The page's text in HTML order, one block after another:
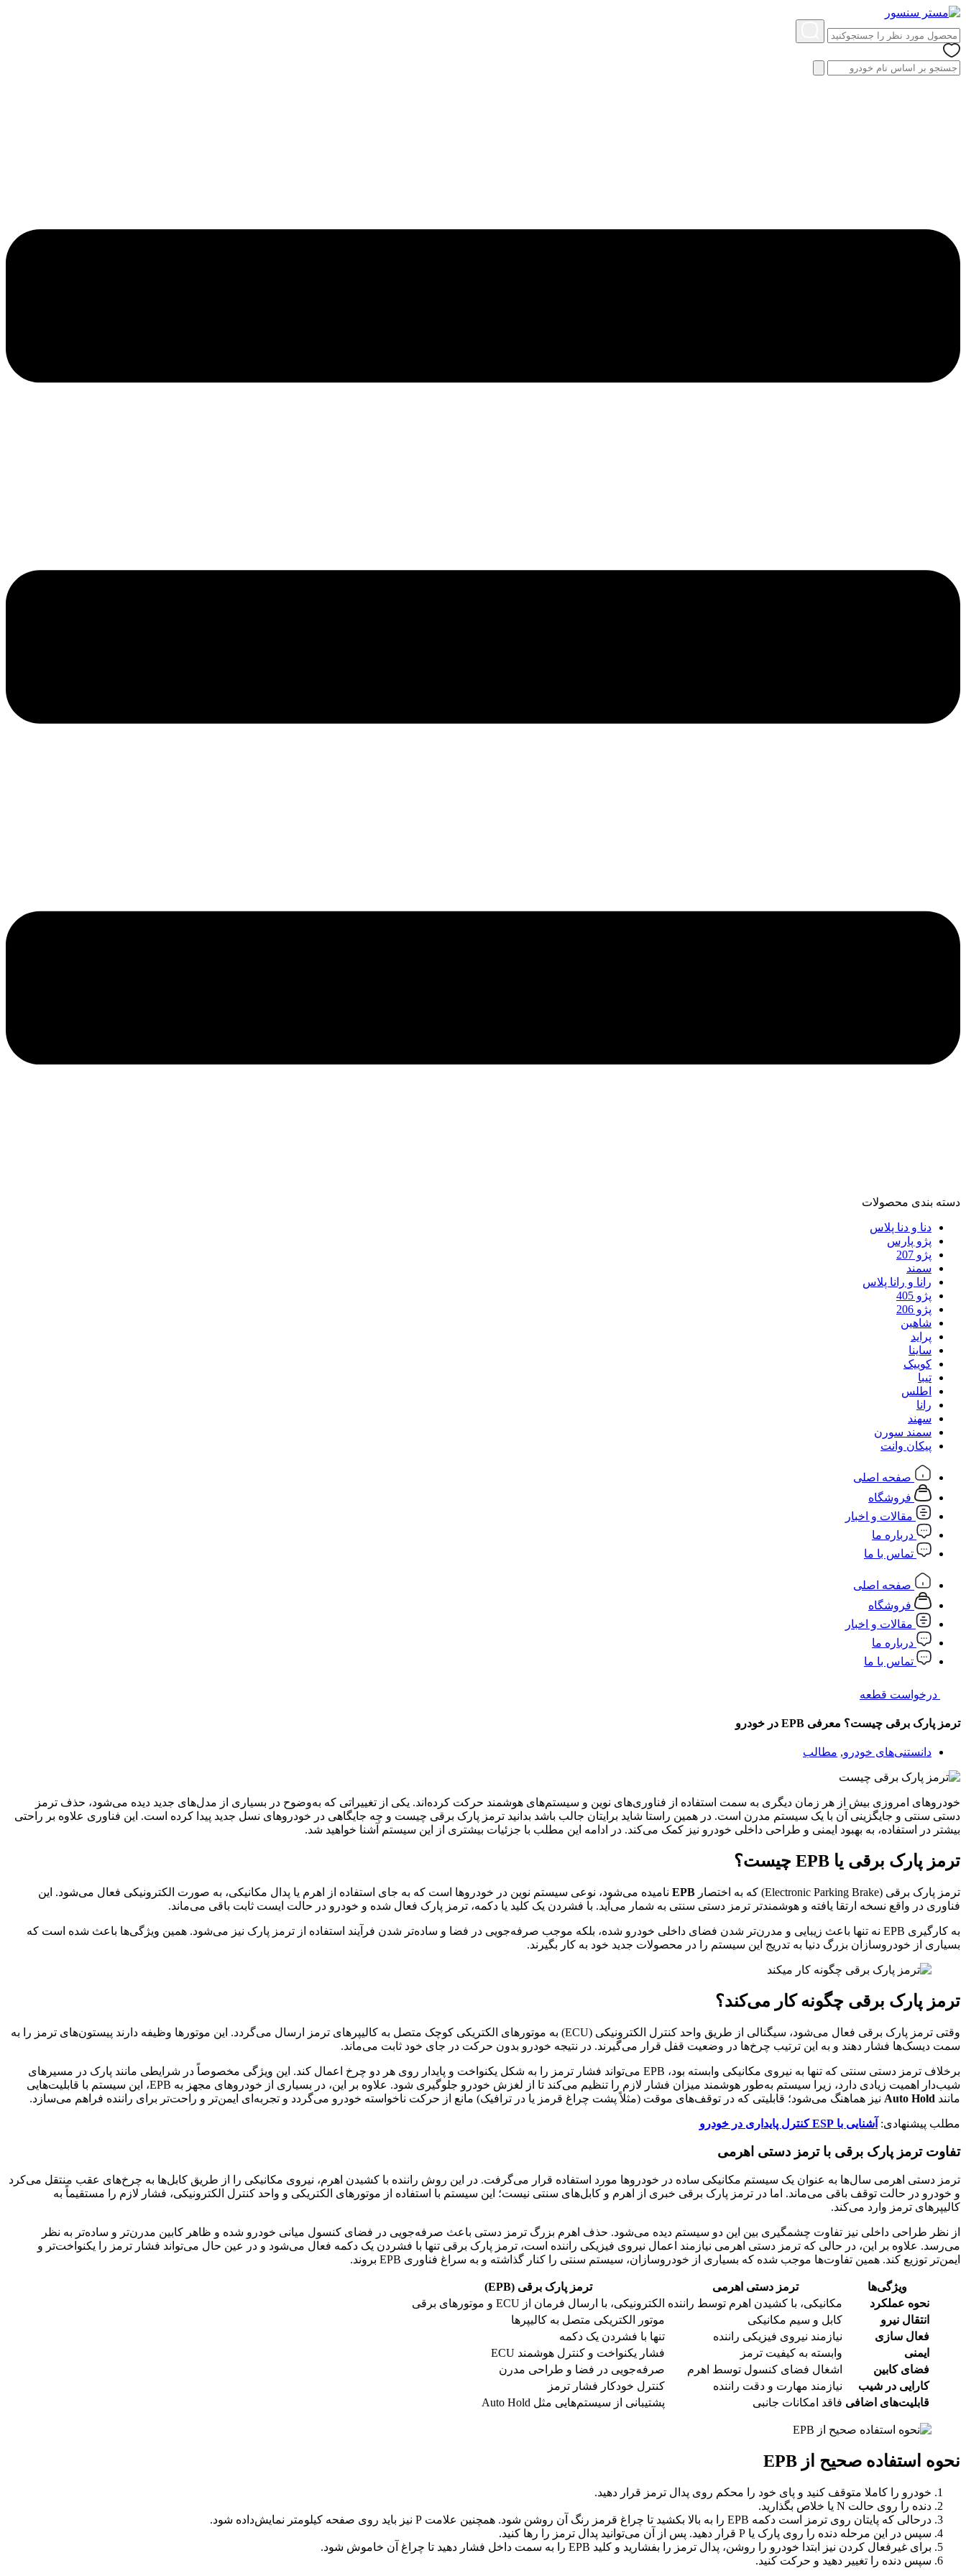
دسته‌ بندی محصولات
دنا و دنا پلاس
پژو پارس
پژو 207
سمند
رانا و رانا پلاس
پژو 405
پژو 206
شاهین
پراید
ساینا
کوییک
تیبا
اطلس
رانا
سهند
سمند سورن
پیکان وانت
صفحه اصلی
فروشگاه
مقالات و اخبار
درباره ما
تماس با ما
صفحه اصلی
فروشگاه
مقالات و اخبار
درباره ما
تماس با ما
درخواست قطعه
ترمز پارک برقی چیست؟ معرفی EPB در خودرو
دانستنی‌های خودرو, مطالب
خودروهای امروزی بیش از هر زمان دیگری به سمت استفاده از فناوری‌های نوین و سیستم‌های هوشمند حرکت کرده‌اند. یکی از تغییراتی که به‌وضوح در بسیاری از مدل‌های جدید دیده می‌شود، حذف ترمز
دستی سنتی و جایگزینی آن با یک سیستم مدرن است. در همین راستا شاید برایتان جالب باشد بدانید ترمز پارک برقی چیست و چه جایگاهی در خودروهای نسل جدید پیدا کرده است. این فناوری علاوه بر راحتی
بیشتر در استفاده، به بهبود ایمنی و طراحی داخلی خودرو نیز کمک می‌کند. در ادامه این مطلب با جزئیات بیشتری از این سیستم آشنا خواهید شد.
ترمز پارک برقی یا EPB چیست؟
ترمز پارک برقی (Electronic Parking Brake) که به اختصار EPB نامیده می‌شود، نوعی سیستم نوین در خودروها است که به جای استفاده از اهرم یا پدال مکانیکی، به صورت الکترونیکی فعال می‌شود. این
فناوری در واقع نسخه ارتقا یافته و هوشمندتر ترمز دستی سنتی به شمار می‌آید. با فشردن یک کلید یا دکمه، ترمز پارک فعال شده و خودرو در حالت ایست ثابت باقی می‌ماند.
به کارگیری EPB نه تنها باعث زیبایی و مدرن‌تر شدن فضای داخلی خودرو شده، بلکه موجب صرفه‌جویی در فضا و ساده‌تر شدن فرآیند استفاده از ترمز پارک نیز می‌شود. همین ویژگی‌ها باعث شده است که
بسیاری از خودروسازان بزرگ دنیا به تدریج این سیستم را در محصولات جدید خود به کار بگیرند.
ترمز پارک برقی چگونه کار می‌کند؟
وقتی ترمز پارک برقی فعال می‌شود، سیگنالی از طریق واحد کنترل الکترونیکی (ECU) به موتورهای الکتریکی کوچک متصل به کالیپرهای ترمز ارسال می‌گردد. این موتورها وظیفه دارند پیستون‌های ترمز را به
سمت دیسک‌ها فشار دهند و به این ترتیب چرخ‌ها در وضعیت قفل قرار می‌گیرند. در نتیجه خودرو بدون حرکت در جای خود ثابت می‌ماند.
برخلاف ترمز دستی سنتی که تنها به نیروی مکانیکی وابسته بود، EPB می‌تواند فشار ترمز را به شکل یکنواخت و پایدار روی هر دو چرخ اعمال کند. این ویژگی مخصوصاً در شرایطی مانند پارک در مسیرهای
شیب‌دار اهمیت زیادی دارد، زیرا سیستم به‌طور هوشمند میزان فشار لازم را تنظیم می‌کند تا از لغزش خودرو جلوگیری شود. علاوه بر این، در بسیاری از خودروهای مجهز به EPB، این سیستم با قابلیت‌هایی
مانند Auto Hold نیز هماهنگ می‌شود؛ قابلیتی که در توقف‌های موقت (مثلاً پشت چراغ قرمز یا در ترافیک) مانع از حرکت ناخواسته خودرو می‌گردد و تجربه‌ای ایمن‌تر و راحت‌تر برای راننده فراهم می‌سازد.
مطلب پیشنهادی: آشنایی با ESP کنترل پایداری در خودرو
تفاوت ترمز پارک برقی با ترمز دستی اهرمی
ترمز دستی اهرمی سال‌ها به عنوان یک سیستم مکانیکی ساده در خودروها مورد استفاده قرار می‌گرفت. در این روش راننده با کشیدن اهرم، نیروی مکانیکی را از طریق کابل‌ها به چرخ‌های عقب منتقل می‌کرد
و خودرو در حالت توقف باقی می‌ماند. اما در ترمز پارک برقی خبری از اهرم و کابل‌های سنتی نیست؛ این سیستم با استفاده از موتورهای الکتریکی و واحد کنترل الکترونیکی، فشار لازم را مستقیماً به
کالیپرهای ترمز وارد می‌کند.
از نظر طراحی داخلی نیز تفاوت چشمگیری بین این دو سیستم دیده می‌شود. حذف اهرم بزرگ ترمز دستی باعث صرفه‌جویی در فضای کنسول میانی خودرو شده و ظاهر کابین مدرن‌تر و ساده‌تر به نظر
می‌رسد. علاوه بر این، در حالی که ترمز دستی اهرمی نیازمند اعمال نیروی فیزیکی راننده است، ترمز پارک برقی تنها با فشردن یک دکمه فعال می‌شود و در عین حال می‌تواند فشار ترمز را یکنواخت‌تر و
ایمن‌تر توزیع کند. همین تفاوت‌ها موجب شده که بسیاری از خودروسازان، سیستم سنتی را کنار گذاشته و به سراغ فناوری EPB بروند.
ویژگی‌ها ترمز دستی اهرمی
ترمز پارک برقی (EPB)
نحوه عملکرد
مکانیکی، با کشیدن اهرم توسط راننده الکترونیکی، با ارسال فرمان از ECU و موتورهای برقی
انتقال نیرو
کابل و سیم مکانیکی
موتور الکتریکی متصل به کالیپرها
فعال سازی
نیازمند نیروی فیزیکی راننده
تنها با فشردن یک دکمه
ایمنی
وابسته به کیفیت ترمز
فشار یکنواخت و کنترل هوشمند ECU
فضای کابین
اشغال فضای کنسول توسط اهرم
صرفه‌جویی در فضا و طراحی مدرن
کارایی در شیب
نیازمند مهارت و دقت راننده
کنترل خودکار فشار ترمز
قابلیت‌های اضافی فاقد امکانات جانبی پشتیبانی از سیستم‌هایی مثل Auto Hold
نحوه استفاده صحیح از EPB
خودرو را کاملا متوقف کنید و پای خود را محکم روی پدال ترمز قرار دهید.
دنده را روی حالت N یا خلاص بگذارید.
درحالی که پایتان روی ترمز است دکمه EPB را به بالا بکشید تا چراغ قرمز رنگ آن روشن شود. همچنین علامت P نیز باید روی صفحه کیلومتر نمایش‌داده شود.
سپس در این مرحله دنده را روی پارک یا P قرار دهید. پس از آن می‌توانید پدال ترمز را رها کنید.
برای غیرفعال کردن نیز ابتدا خودرو را روشن، پدال ترمز را بفشارید و کلید EPB را به سمت داخل فشار دهید تا چراغ آن خاموش شود.
سپس دنده را تغییر دهید و حرکت کنید.